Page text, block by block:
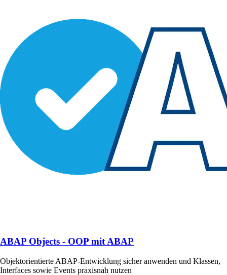
ABAP Objects - OOP mit ABAP
Objektorientierte ABAP-Entwicklung sicher anwenden und Klassen,
Interfaces sowie Events praxisnah nutzen